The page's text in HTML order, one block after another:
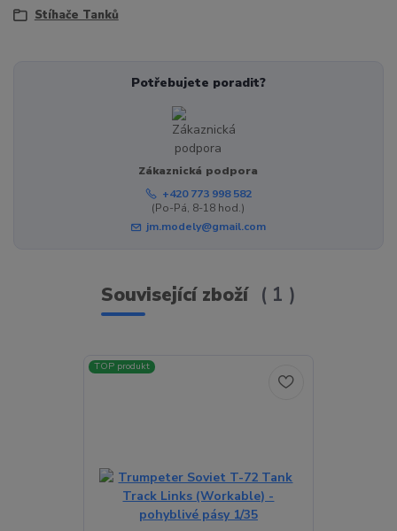
Stíhače Tanků
Potřebujete poradit?
Zákaznická podpora
+420 773 998 582
(Po-Pá, 8-18 hod.)
jm.modely@gmail.com
Související zboží 1
TOP produkt